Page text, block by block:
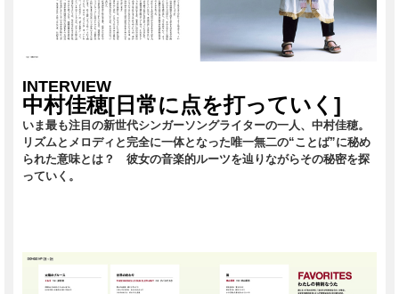
INTERVIEW
中村佳穂[日常に点を打っていく]
いま最も注目の新世代シンガーソングライターの一人、中村佳穂。
リズムとメロディと完全に一体となった唯一無二の“ことば”に秘め
られた意味とは？ 彼女の音楽的ルーツを辿りながらその秘密を探
っていく。